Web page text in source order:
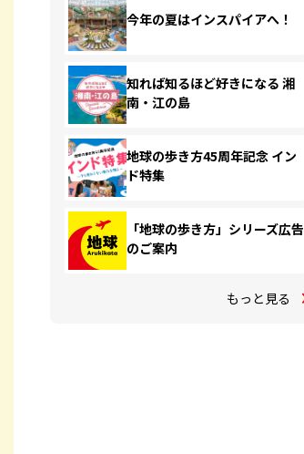
今年の夏はインスパイアへ！
知れば知るほど好きになる 湘
南・江の島
地球の歩き方45周年記念 イン
ド特集
「地球の歩き方」シリーズ広告
のご案内
もっと見る